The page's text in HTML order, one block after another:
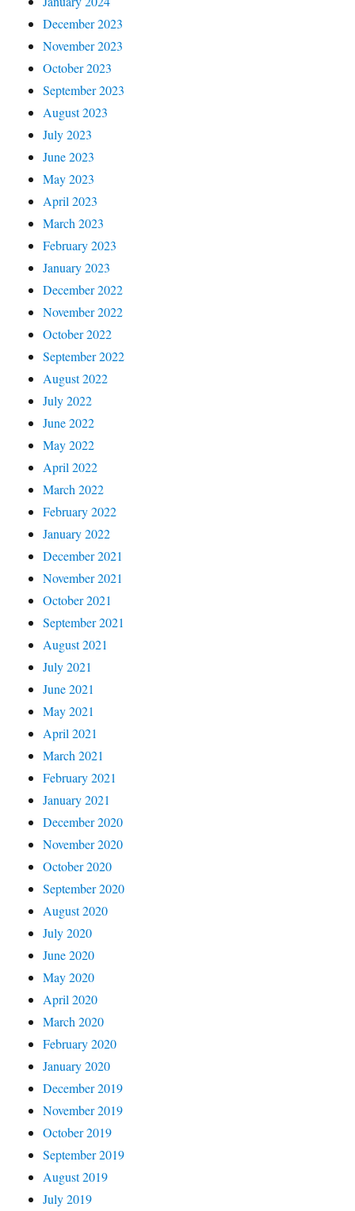
December 2023
November 2023
October 2023
September 2023
August 2023
July 2023
June 2023
May 2023
April 2023
March 2023
February 2023
January 2023
December 2022
November 2022
October 2022
September 2022
August 2022
July 2022
June 2022
May 2022
April 2022
March 2022
February 2022
January 2022
December 2021
November 2021
October 2021
September 2021
August 2021
July 2021
June 2021
May 2021
April 2021
March 2021
February 2021
January 2021
December 2020
November 2020
October 2020
September 2020
August 2020
July 2020
June 2020
May 2020
April 2020
March 2020
February 2020
January 2020
December 2019
November 2019
October 2019
September 2019
August 2019
July 2019